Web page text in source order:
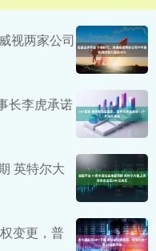
视两家公司
长李虎承诺
英特尔大
变更，普